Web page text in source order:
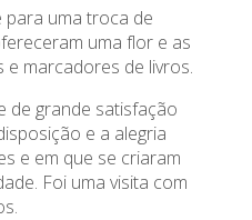
uma troca de
uma flor e as
marcadores de livros.
de grande satisfação
e a alegria
e em que se criaram
Foi uma visita com